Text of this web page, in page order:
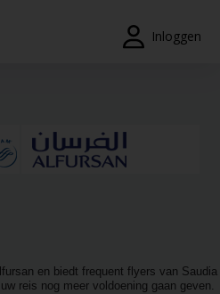
Inloggen
en biedt frequent flyers van Saudia
reis nog meer voldoening gaan geven.